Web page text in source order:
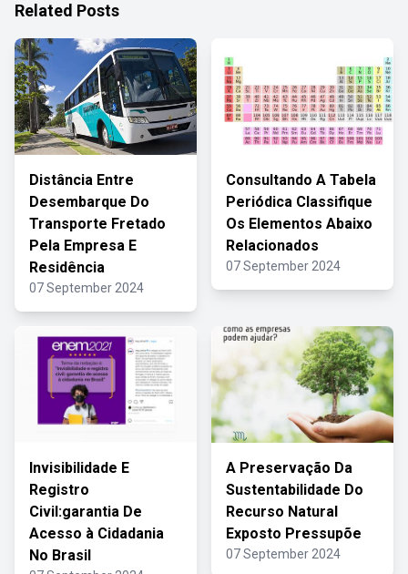
Related Posts
Distância Entre
Desembarque Do
Transporte Fretado
Pela Empresa E
Residência
07 September 2024
Consultando A Tabela
Periódica Classifique
Os Elementos Abaixo
Relacionados
07 September 2024
Invisibilidade E
Registro
Civil:garantia De
Acesso à Cidadania
No Brasil
A Preservação Da
Sustentabilidade Do
Recurso Natural
Exposto Pressupõe
07 September 2024